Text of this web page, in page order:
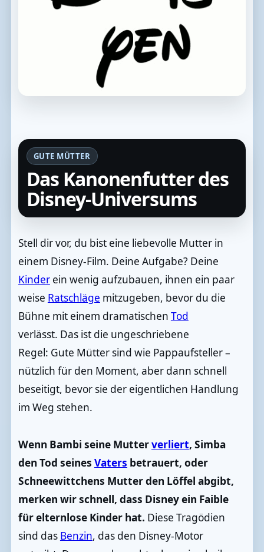
GUTE MÜTTER
Das Kanonenfutter des
Disney-Universums
Stell dir vor, du bist eine liebevolle Mutter in
einem Disney-Film. Deine Aufgabe? Deine
Kinderein wenig aufzubauen, ihnen ein paar
weise Ratschläge mitzugeben, bevor du die
Bühne mit einem dramatischen Tod
verlässt. Das ist die ungeschriebene
Regel: Gute Mütter sind wie Pappaufsteller –
nützlich für den Moment, aber dann schnell
beseitigt, bevor sie der eigentlichen Handlung
im Weg stehen.
Wenn Bambi seine Mutterverliert, Simba
den Tod seines Vaters betrauert, oder
Schneewittchens Mutter den Löffel abgibt,
merken wir schnell, dass Disney ein Faible
für elternlose Kinder hat. Diese Tragödien
sind das Benzin, das den Disney-Motor